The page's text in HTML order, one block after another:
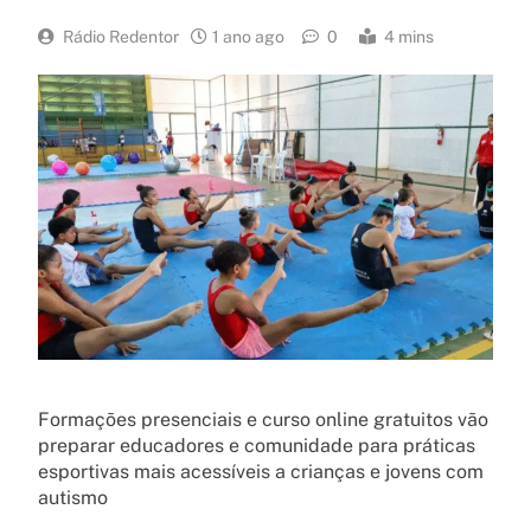
Rádio Redentor 1 ano ago 0 4 mins
Formações presenciais e curso online gratuitos vão
preparar educadores e comunidade para práticas
esportivas mais acessíveis a crianças e jovens com
autismo